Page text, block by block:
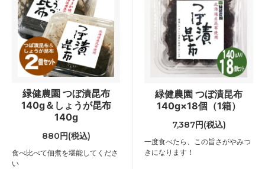
緑健農園 つぼ漬昆布
140g＆しょうが昆布
140g
880円(税込)
食べ比べて佃煮を堪能してくださ
い
緑健農園 つぼ漬昆布
140g×18個（1箱）
7,387円(税込)
一度食べたら、この旨さがやみつ
きになります！